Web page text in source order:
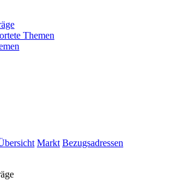
Themen
Markt Bezugsadressen